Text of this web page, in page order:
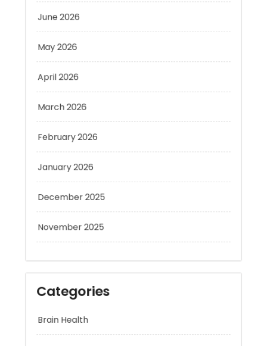
April 2026
March 2026
February 2026
December 2025
November 2025
Categories
Brain Health